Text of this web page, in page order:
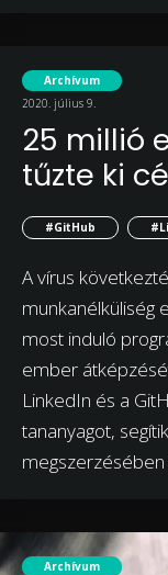
Archívum
2020. július 9.
25 millió
tűzte ki
#GitHub
A vírus
munkanélküliség
most induló
ember
LinkedIn és a
tananyagot,
Archívum